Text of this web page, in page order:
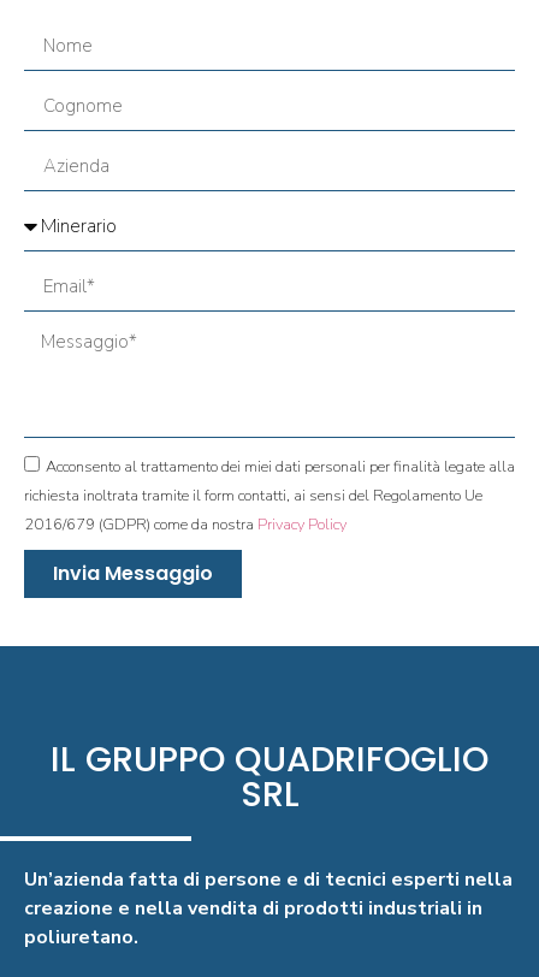
Acconsento al trattamento dei miei dati personali per finalità legate alla
richiesta inoltrata tramite il form contatti, ai sensi del Regolamento Ue
2016/679 (GDPR) come da nostra Privacy Policy
Invia Messaggio
IL GRUPPO QUADRIFOGLIO
SRL
Un’azienda fatta di persone e di tecnici esperti nella
creazione e nella vendita di prodotti industriali in
poliuretano.